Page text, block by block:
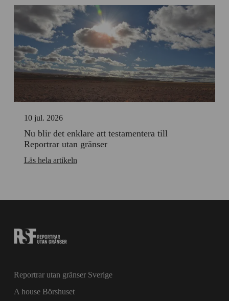
10 jul. 2026
Nu blir det enklare att testamentera till
Reportrar utan gränser
Läs hela artikeln
Reportrar utan gränser Sverige
A house Börshuset